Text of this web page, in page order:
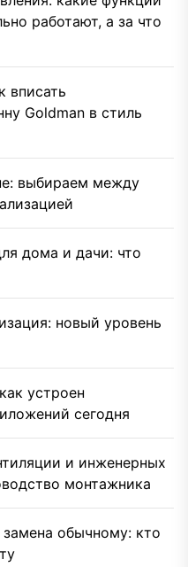
работают, а за что
вписать
Goldman в стиль
выбираем между
дома и дачи: что
новый уровень
устроен
сегодня
и инженерных
монтажника
обычному: кто